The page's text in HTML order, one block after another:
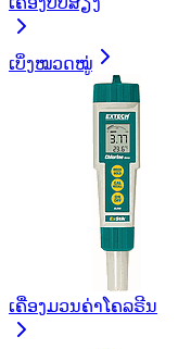
ເບິ່ງໝວດໝູ່
ເຄື່ອງມວນຄ່າໂຄລຣີນ